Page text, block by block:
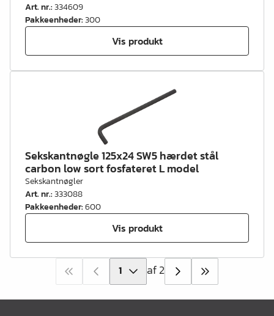
Art. nr.:334609
Pakkeenheder:300
Vis produkt
Sekskantnøgle 125x24 SW5 hærdet stål
carbon low sort fosfateret L model
Sekskantnøgler
Art. nr.:333088
Pakkeenheder:600
Vis produkt
af 2